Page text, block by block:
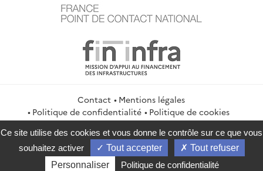
Contact
Mentions légales
Politique de confidentialité
Politique de cookies
Gestion des cookies
Flux RSS
service-public.gouv.fr
legifrance.gouv.fr
info.gouv.fr
data.gouv.fr
Ce site utilise des cookies et vous donne le contrôle sur ce que vous
souhaitez activer
Tout accepter
Tout refuser
Personnaliser
Politique de confidentialité